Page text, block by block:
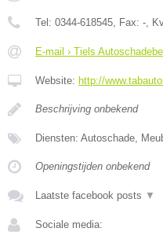
Tel: 0344-618545, Fax: -,
E-mail › Tiels
Website: http://
Beschrijving onbekend
Diensten: Autoschade,
Openingstijden onbekend
Laatste facebook posts ▼
Sociale media: